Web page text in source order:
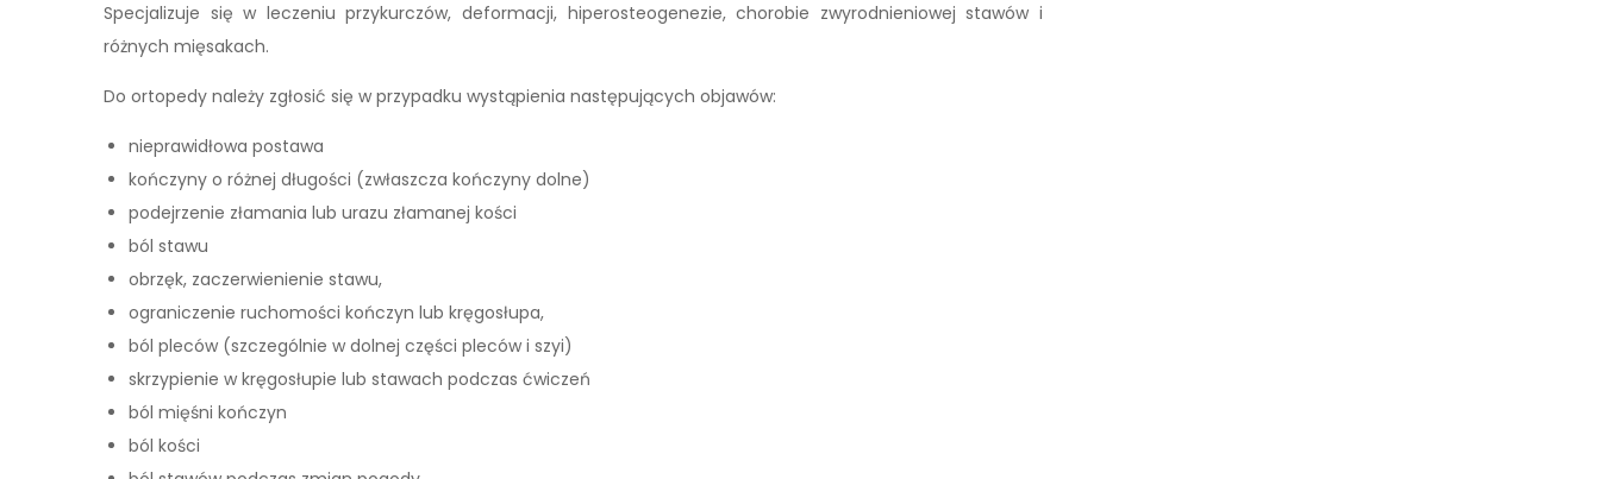
Specjalizuje się w leczeniu przykurczów, deformacji, hiperosteogenezie, chorobie zwyrodnieniowej stawów i
różnych mięsakach.
Do ortopedy należy zgłosić się w przypadku wystąpienia następujących objawów:
nieprawidłowa postawa
kończyny o różnej długości (zwłaszcza kończyny dolne)
podejrzenie złamania lub urazu złamanej kości
ból stawu
obrzęk, zaczerwienienie stawu,
ograniczenie ruchomości kończyn lub kręgosłupa,
ból pleców (szczególnie w dolnej części pleców i szyi)
skrzypienie w kręgosłupie lub stawach podczas ćwiczeń
ból mięśni kończyn
ból kości